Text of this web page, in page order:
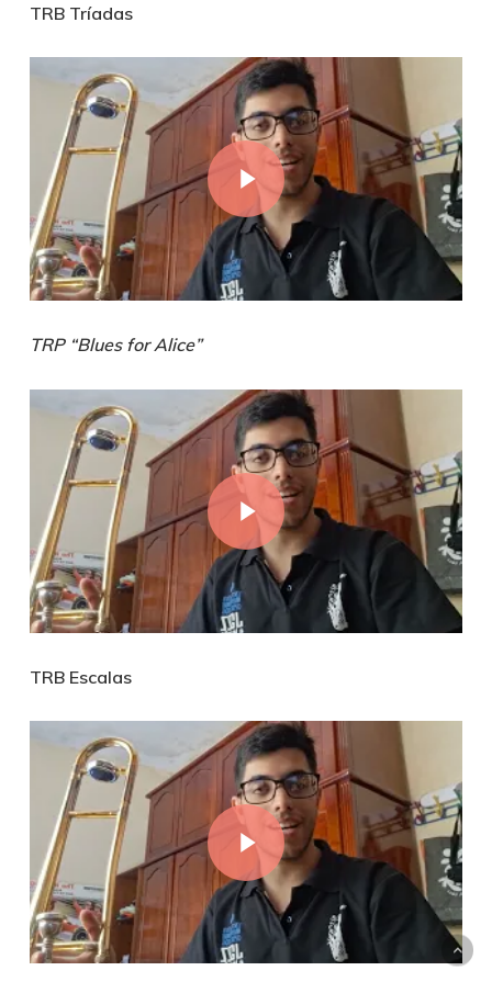
TRB Tríadas
Play Video
TRP “Blues for Alice”
Play Video
TRB Escalas
Play Video